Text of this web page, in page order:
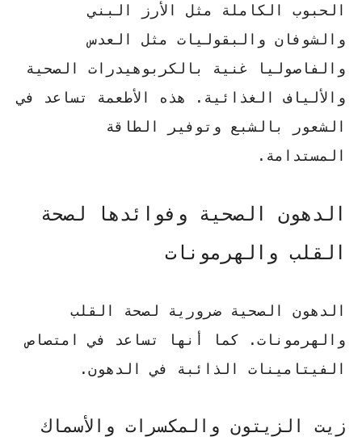
الحبوب الكاملة مثل
الأرز البني
والشوفان والبقوليات مثل
العدس
والفاصوليا
غنية بالكربوهيدرات الصحية
والألياف الغذائية. هذه الأطعمة تساعد في
الشعور بالشبع وتوفير الطاقة
المستدامة.
الدهون الصحية وفوائدها لصحة
القلب والهرمونات
الدهون الصحية ضرورية لصحة القلب
والهرمونات. كما أنها تساعد في امتصاص
الفيتامينات الذائبة في الدهون.
زيت الزيتون والمكسرات والأسماك